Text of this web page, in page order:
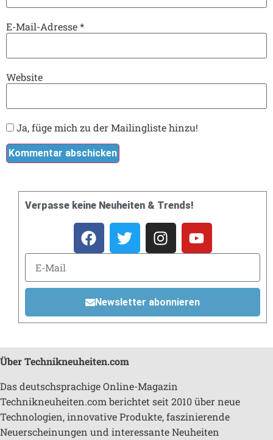
E-Mail-Adresse*
Website
Ja, füge mich zu der Mailingliste hinzu!
Verpasse keine Neuheiten & Trends!
Newsletter abonnieren
Über Technikneuheiten.com
Das deutschsprachige Online-Magazin
Technikneuheiten.com berichtet seit 2010 über neue
Technologien, innovative Produkte, faszinierende
Neuerscheinungen und interessante Neuheiten